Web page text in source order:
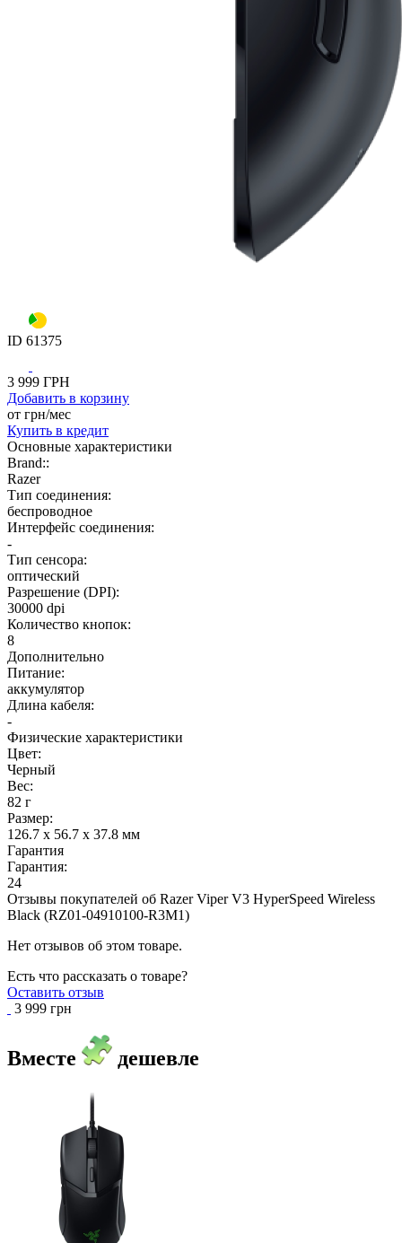
ID 61375
3 999 ГРН
Добавить в корзину
от грн/мес
Купить в кредит
Основные характеристики
Brand::
Razer
Тип соединения:
беспроводное
Интерфейс соединения:
-
Тип сенсора:
оптический
Разрешение (DPI):
30000 dpi
Количество кнопок:
8
Дополнительно
Питание:
аккумулятор
Длина кабеля:
-
Физические характеристики
Цвет:
Черный
Вес:
82 г
Размер:
126.7 х 56.7 х 37.8 мм
Гарантия
Гарантия:
24
Отзывы покупателей об Razer Viper V3 HyperSpeed Wireless
Black (RZ01-04910100-R3M1)
Нет отзывов об этом товаре.
Есть что рассказать о товаре?
Оставить отзыв
3 999 грн
Вместе дешевле